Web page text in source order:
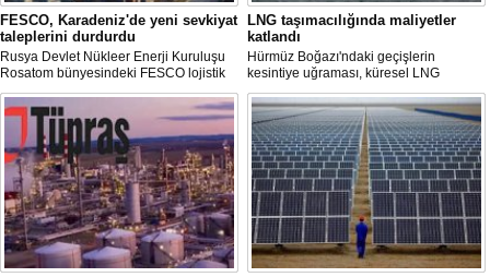
FESCO, Karadeniz'de yeni sevkiyat
taleplerini durdurdu
Rusya Devlet Nükleer Enerji Kuruluşu
Rosatom bünyesindeki FESCO lojistik
şirketi, Karadeniz üzerinden yapılacak
sevkiyatlara ilişkin yeni taleplerin
kabulünü geçici olarak durdurdu.
LNG taşımacılığında maliyetler
katlandı
Hürmüz Boğazı'ndaki geçişlerin
kesintiye uğraması, küresel LNG
arzında aksamalara yol açarken sefer
sürelerini uzattı ve gemi kiralama ile
deniz yakıtı maliyetlerini 2022 enerji
krizinden bu yana en yüksek seviyelere
çıkardı.